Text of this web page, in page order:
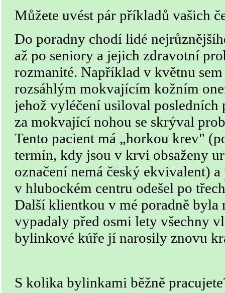
Můžete uvést pár příkladů vašich
Do poradny chodí lidé
až po seniory a jejich zdravotní
rozmanité. Například v květnu
rozsáhlým mokvajícím kožním
jehož vyléčení usiloval posledních
za mokvající nohou se skrýval
Tento pacient má „horkou krev"
termín, kdy jsou v krvi obsaženy
označení nemá český ekvivalent)
v hlubockém centru odešel po
Další klientkou v mé poradně byla
vypadaly před osmi lety všechny
bylinkové kúře jí narosily znovu
S kolika bylinkami běžně